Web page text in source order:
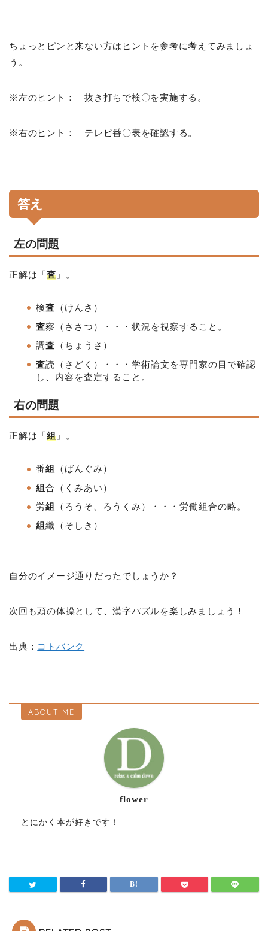
ちょっとピンと来ない方はヒントを参考に考えてみましょ
う。
※左のヒント： 抜き打ちで検〇を実施する。
※右のヒント： テレビ番〇表を確認する。
答え
左の問題
正解は「査」。
検査 （けんさ）
査察（ささつ）・・・状況を視察すること。
調査 （ちょうさ）
査読（さどく）・・・学術論文を専門家の目で確認
し、内容を査定すること。
右の問題
正解は「組」。
番組
（ばんぐみ）
組合（くみあい）
労組
（ろうそ、ろうくみ）・・・労働組合の略。
組織（そしき）
自分のイメージ通りだったでしょうか？
次回も頭の体操として、漢字パズルを楽しみましょう！
出典： コトバンク
ABOUT ME
flower
とにかく本が好きです！